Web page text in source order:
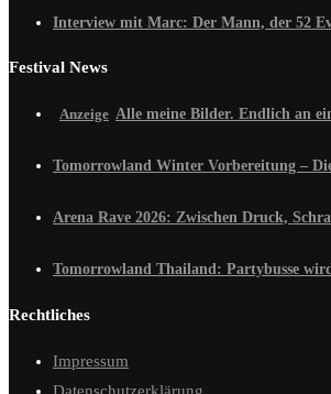
Interview mit Marc: Der Mann, der 52
Festival News
Alle meine Bilder. Endlich an
Tomorrowland Winter Vorbereitung –
Arena Rave 2026: Zwischen Druck,
Tomorrowland Thailand: Partybusse
Rechtliches
Impressum